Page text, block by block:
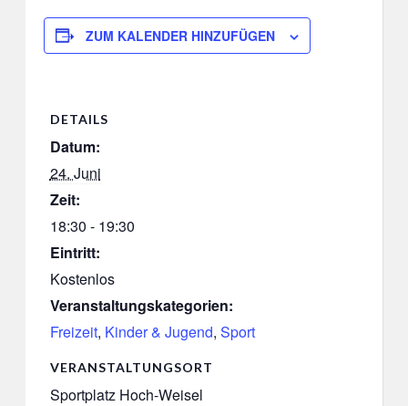
ZUM KALENDER HINZUFÜGEN
DETAILS
Datum:
24. Juni
Zeit:
18:30 - 19:30
Eintritt:
Kostenlos
Veranstaltungskategorien:
Freizeit, Kinder & Jugend, Sport
VERANSTALTUNGSORT
Sportplatz Hoch-Weisel